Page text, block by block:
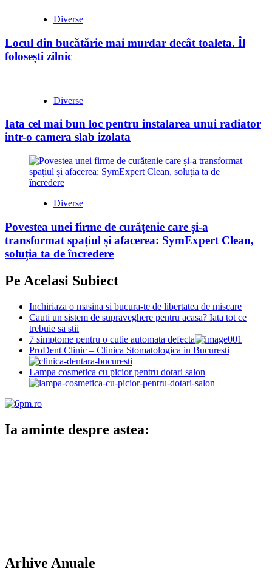
Diverse
Locul din bucătărie mai murdar decât toaleta. Îl
folosești zilnic
Diverse
Iata cel mai bun loc pentru instalarea unui radiator
intr-o camera slab izolata
Diverse
Povestea unei firme de curățenie care și-a
transformat spațiul și afacerea: SymExpert Clean,
soluția ta de încredere
Pe Acelasi Subiect
Inchiriaza o masina si bucura-te de libertatea de miscare
Cauti un sistem de supraveghere pentru acasa? Iata tot ce
trebuie sa stii
7 simptome pentru o cutie automata defecta
ProDent Clinic – Clinica Stomatologica in Bucuresti
Lampa cosmetica cu picior pentru dotari salon
Ia aminte despre astea:
Arhive Anuale